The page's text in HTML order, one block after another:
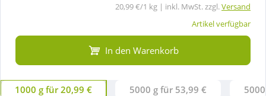
20,99 €/1 kg | inkl. MwSt. zzgl.Versand
Artikel verfügbar
In den Warenkorb
1000 g für 20,99 € 5000 g für 53,99 €